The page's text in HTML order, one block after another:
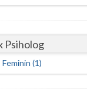
Psiholog
Feminin (1)